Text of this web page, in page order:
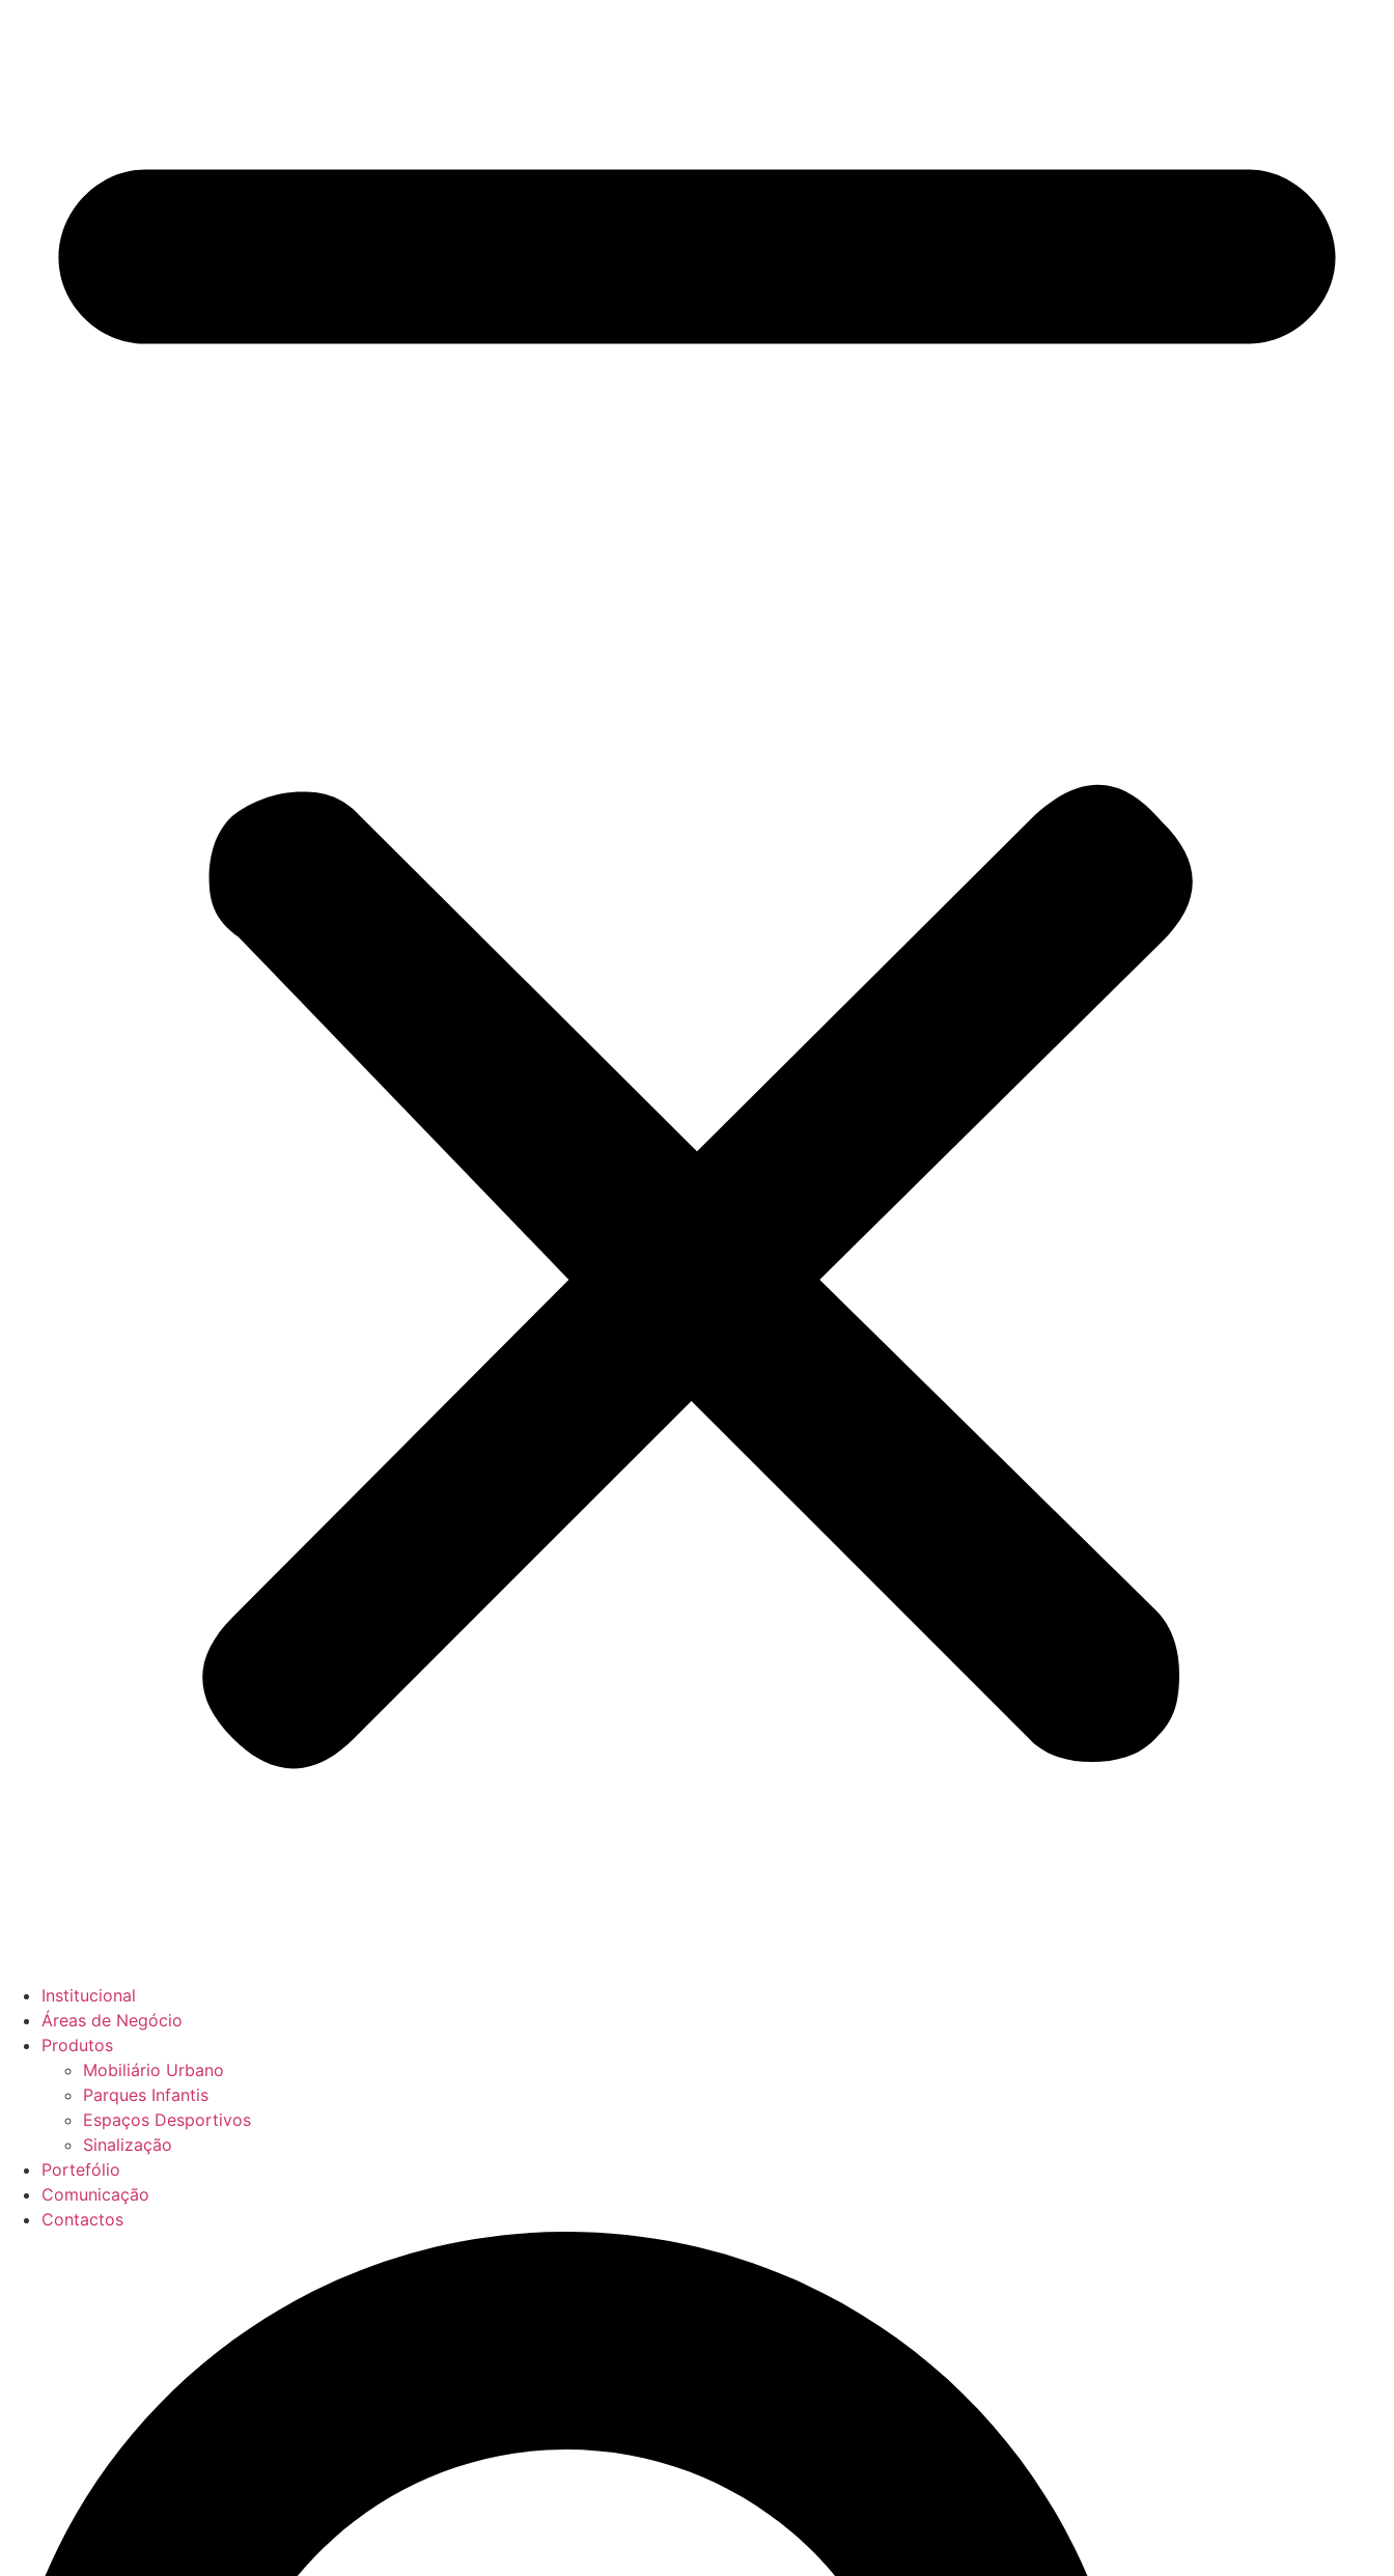
Institucional
Áreas de Negócio
Produtos
Mobiliário Urbano
Parques Infantis
Espaços Desportivos
Sinalização
Portefólio
Comunicação
Contactos